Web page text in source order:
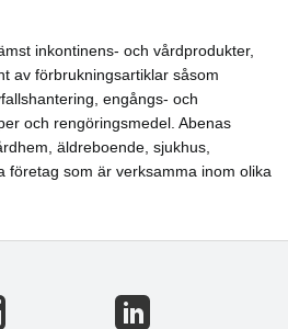
inkontinens- och vårdprodukter,
av förbrukningsartiklar såsom
engångs- och
och rengöringsmedel. Abenas
äldreboende, sjukhus,
företag som är verksamma inom olika